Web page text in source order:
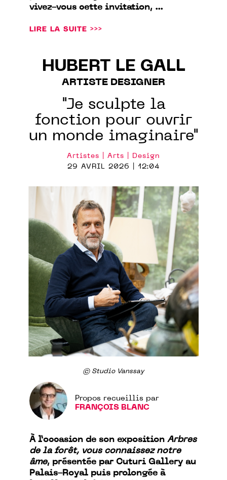
vivez-vous cette invitation, ...
LIRE LA SUITE >>>
HUBERT LE GALL
ARTISTE DESIGNER
"Je sculpte la
fonction pour ouvrir
un monde imaginaire"
Artistes | Arts | Design
29 AVRIL 2026 | 12:04
© Studio Vanssay
Propos recueillis par
FRANÇOIS BLANC
À l’occasion de son exposition Arbres
de la forêt, vous connaissez notre
âme, présentée par Cuturi Gallery au
Palais-Royal puis prolongée à